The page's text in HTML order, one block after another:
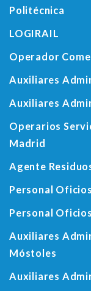
Politécnica
LOGIRAIL
Operador
Auxiliares
Auxiliares
Operarios
Madrid
Agente
Personal
Personal
Auxiliares
Móstoles
Auxiliares